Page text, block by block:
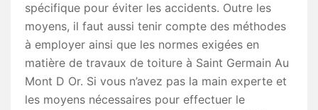
spécifique pour éviter les accidents. Outre les
moyens, il faut aussi tenir compte des méthodes
à employer ainsi que les normes exigées en
matière de travaux de toiture à Saint Germain Au
Mont D Or. Si vous n’avez pas la main experte et
les moyens nécessaires pour effectuer le